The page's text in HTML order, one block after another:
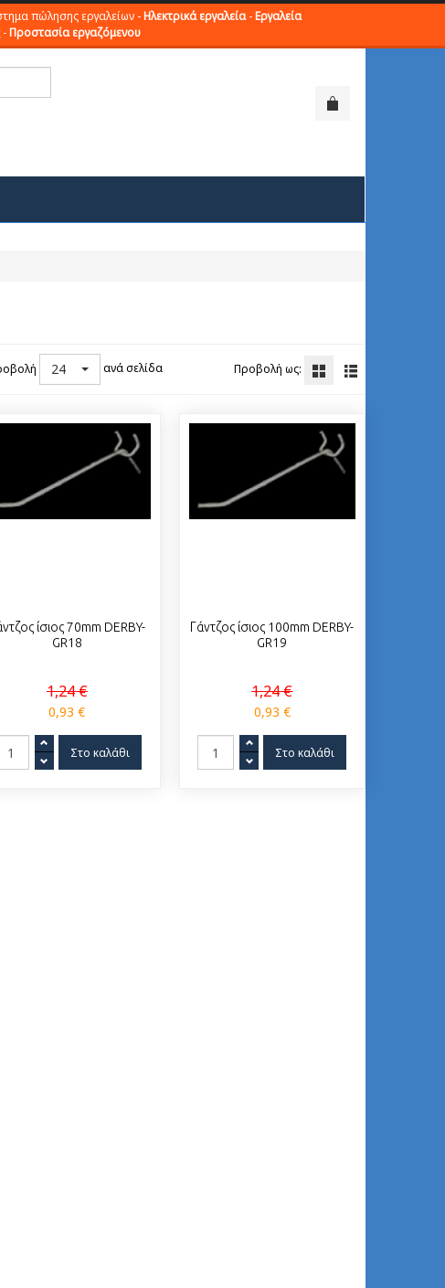
πώλησης εργαλείων -Ηλεκτρικά εργαλεία-Εργαλεία
-Προστασία εργαζόμενου
24 ανά σελίδα Προβολή ως:
ίσιος 70mm DERBY-
GR18
1,24 €
0,93 €
Γάντζος ίσιος 100mm DERBY-
GR19
1,24 €
0,93 €